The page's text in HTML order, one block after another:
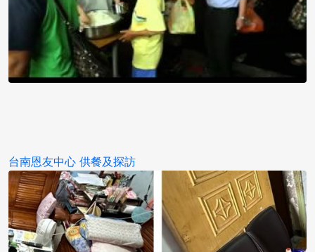
台南恩友中心 供餐及探訪